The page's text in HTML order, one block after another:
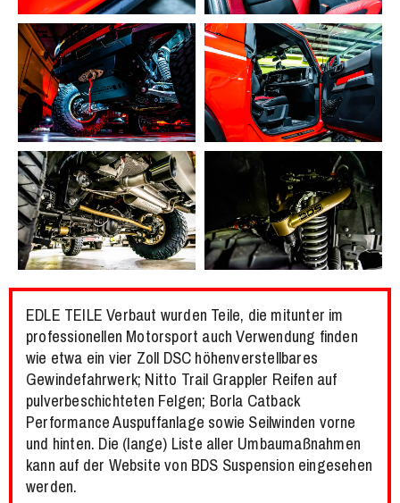
EDLE TEILE Verbaut wurden Teile, die mitunter im
professionellen Motorsport auch Verwendung finden
wie etwa ein vier Zoll DSC höhenverstellbares
Gewindefahrwerk; Nitto Trail Grappler Reifen auf
pulverbeschichteten Felgen; Borla Catback
Performance Auspuffanlage sowie Seilwinden vorne
und hinten. Die (lange) Liste aller Umbaumaßnahmen
kann auf der Website von BDS Suspension eingesehen
werden.